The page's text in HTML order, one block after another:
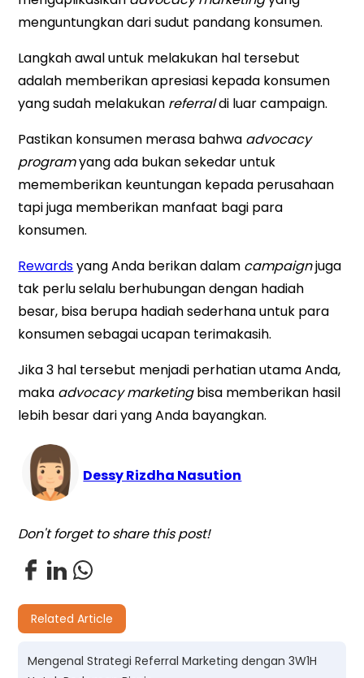
menguntungkan dari sudut pandang konsumen.
Langkah awal untuk melakukan hal tersebut
adalah memberikan apresiasi kepada konsumen
yang sudah melakukan referraldi luar campaign.
Pastikan konsumen merasa bahwa advocacy
programyang ada bukan sekedar untuk
mememberikan keuntungan kepada perusahaan
tapi juga memberikan manfaat bagi para
konsumen.
Rewardsyang Anda berikan dalam campaignjuga
tak perlu selalu berhubungan dengan hadiah
besar, bisa berupa hadiah sederhana untuk para
konsumen sebagai ucapan terimakasih.
Jika 3 hal tersebut menjadi perhatian utama Anda,
maka advocacy marketingbisa memberikan hasil
lebih besar dari yang Anda bayangkan.
Dessy Rizdha Nasution
Don't forget to share this post!
Related Article
Mengenal Strategi Referral Marketing dengan 3W1H